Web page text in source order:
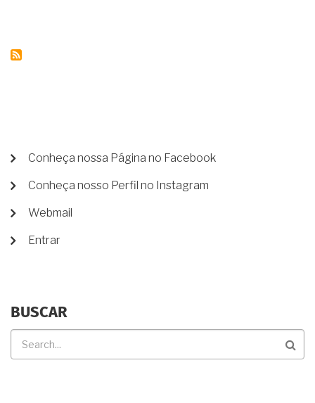
COMPANHEIRO(A)?
MENU
CONTA
DE
Conheça nossa Página no Facebook
Conheça nosso Perfil no Instagram
Webmail
Entrar
BUSCAR